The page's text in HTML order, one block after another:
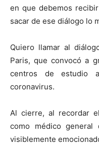
en que debemos
sacar de ese diálogo lo
Quiero llamar al
Paris, que convocó a
centros de estudio
coronavirus.
Al cierre, al recordar
como médico
visiblemente